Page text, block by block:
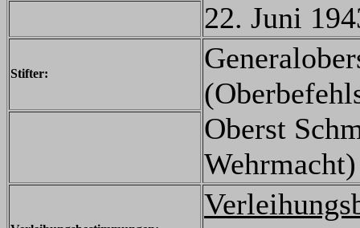
22. Juni
Stifter:
Oberst
Wehrmacht)